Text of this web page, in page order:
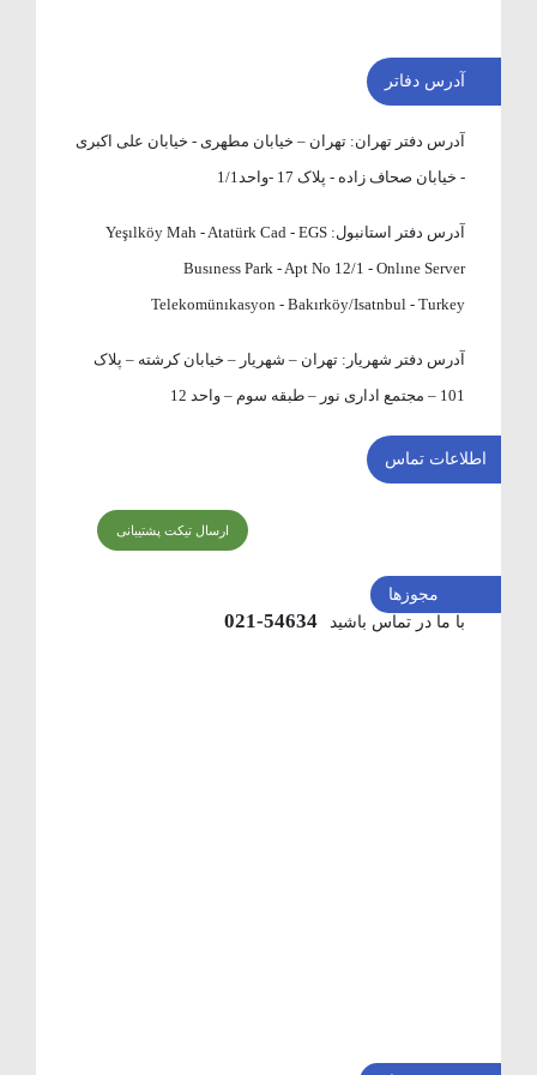
آدرس دفاتر
آدرس دفتر تهران: تهران – خیابان مطهری - خیابان علی اکبری
- خیابان صحاف زاده - پلاک 17 -واحد1/1
آدرس دفتر استانبول: Yeşılköy Mah - Atatürk Cad - EGS
Busıness Park - Apt No 12/1 - Onlıne Server
Telekomünıkasyon - Bakırköy/Isatnbul - Turkey
آدرس دفتر شهریار:تهران – شهریار – خیابان کرشته – پلاک
101 – مجتمع اداری نور – طبقه سوم – واحد 12
اطلاعات تماس
ارسال تیکت پشتیبانی
با ما در تماس باشید 54634-021
مجوزها